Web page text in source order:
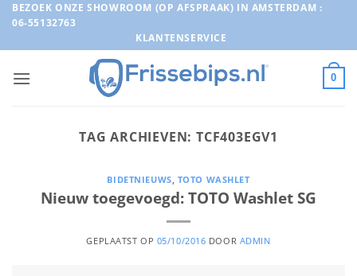
Ga
naar
inhoud
BEZOEK ONZE SHOWROOM (OP AFSPRAAK) IN AMSTERDAM :
06-55132763
KLANTENSERVICE
0
TAG ARCHIEVEN: TCF403EGV1
BIDETNIEUWS, TOTO WASHLET
Nieuw toegevoegd: TOTO Washlet SG
GEPLAATST OP 05/10/2016 DOOR ADMIN